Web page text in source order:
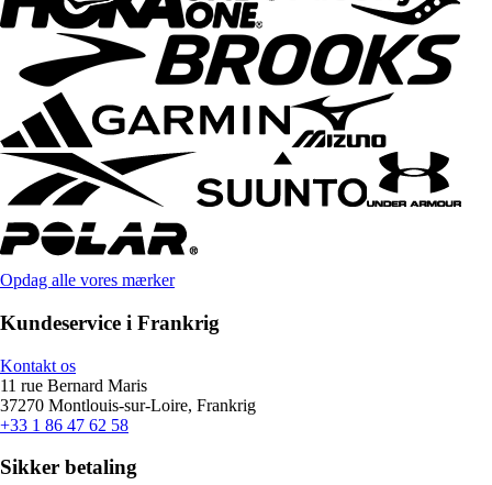
Opdag alle vores mærker
Kundeservice i Frankrig
Kontakt os
11 rue Bernard Maris
37270 Montlouis-sur-Loire, Frankrig
+33 1 86 47 62 58
Sikker betaling